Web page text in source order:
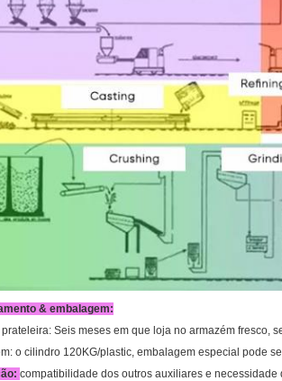
& embalagem:
Seis meses em que loja no armazém fresco,
o cilindro 120KG/plastic, embalagem especial pode
compatibilidade dos outros auxiliares e